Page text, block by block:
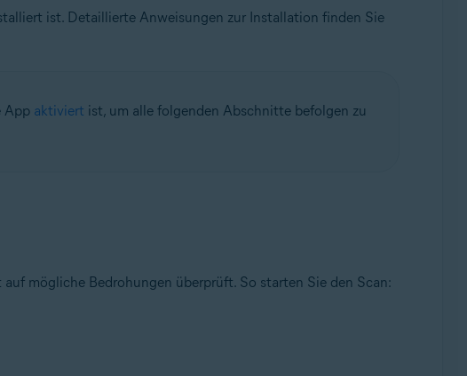
ist. Detaillierte Anweisungen zur Installation finden Sie
App aktiviert ist, um alle folgenden Abschnitte befolgen zu
mögliche Bedrohungen überprüft. So starten Sie den Scan: